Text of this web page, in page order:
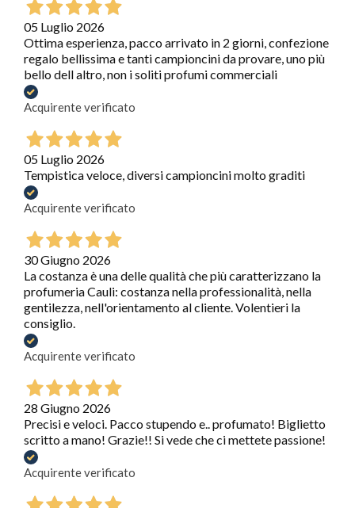
05 Luglio 2026
Ottima esperienza, pacco arrivato in 2 giorni, confezione
regalo bellissima e tanti campioncini da provare, uno più
bello dell altro, non i soliti profumi commerciali
Acquirente verificato
05 Luglio 2026
Tempistica veloce, diversi campioncini molto graditi
Acquirente verificato
30 Giugno 2026
La costanza è una delle qualità che più caratterizzano la
profumeria Cauli: costanza nella professionalità, nella
gentilezza, nell'orientamento al cliente. Volentieri la
consiglio.
Acquirente verificato
28 Giugno 2026
Precisi e veloci. Pacco stupendo e.. profumato! Biglietto
scritto a mano! Grazie!! Si vede che ci mettete passione!
Acquirente verificato